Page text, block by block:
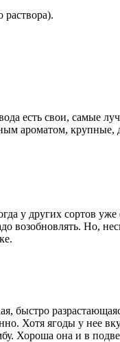
есть свои, самые
ароматом, крупные,
у других сортов
возобновлять. Но,
быстро
Хотя ягоды у нее
Хороша она и в